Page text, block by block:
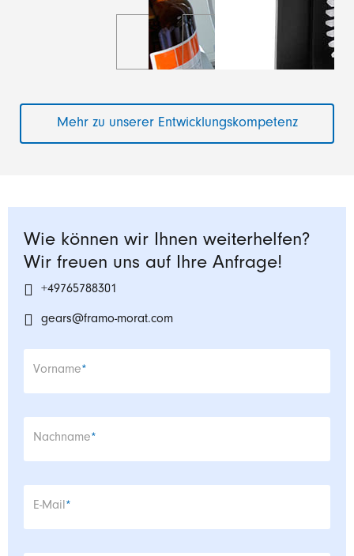
Mehr zu unserer Entwicklungskompetenz
Wie können wir Ihnen weiterhelfen?
Wir freuen uns auf Ihre Anfrage!
+49765788301
gears@framo-morat.com
Pflichtfeld
Vorname*
Pflichtfeld
Nachname*
Pflichtfeld
E-Mail*